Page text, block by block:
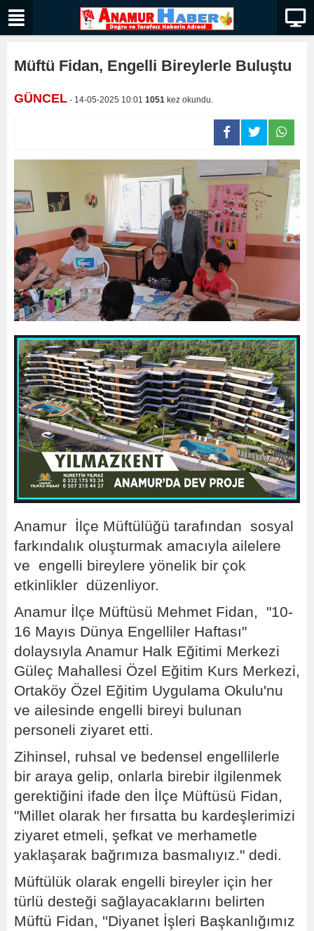
Müftü Fidan, Engelli Bireylerle Buluştu
GÜNCEL - 14-05-2025 10:01 1051 kez okundu.
Anamur İlçe Müftülüğü tarafından sosyal
farkındalık oluşturmak amacıyla ailelere
ve engelli bireylere yönelik bir çok
etkinlikler düzenliyor.
Anamur İlçe Müftüsü Mehmet Fidan, "10-
16 Mayıs Dünya Engelliler Haftası"
dolaysıyla Anamur Halk Eğitimi Merkezi
Güleç Mahallesi Özel Eğitim Kurs Merkezi,
Ortaköy Özel Eğitim Uygulama Okulu'nu
ve ailesinde engelli bireyi bulunan
personeli ziyaret etti.
Zihinsel, ruhsal ve bedensel engellilerle
bir araya gelip, onlarla birebir ilgilenmek
gerektiğini ifade den İlçe Müftüsü Fidan,
"Millet olarak her fırsatta bu kardeşlerimizi
ziyaret etmeli, şefkat ve merhametle
yaklaşarak bağrımıza basmalıyız." dedi.
Müftülük olarak engelli bireyler için her
türlü desteği sağlayacaklarını belirten
Müftü Fidan, ''Diyanet İşleri Başkanlığımız